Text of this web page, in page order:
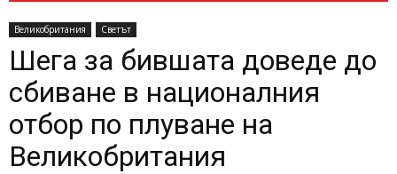
Великобритания Светът
Шега за бившата доведе до
сбиване в националния
отбор по плуване на
Великобритания